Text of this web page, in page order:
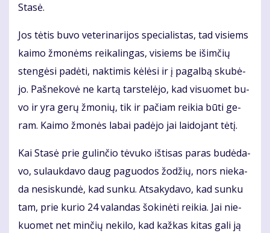
Sta­sė.
Jos tė­tis bu­vo ve­te­ri­na­ri­jos spe­cia­lis­tas, tad vi­siems
kai­mo žmo­nėms rei­ka­lin­gas, vi­siems be iš­im­čių
sten­gė­si pa­dė­ti, nak­ti­mis kė­lė­si ir į pa­gal­bą sku­bė­
jo. Pa­šne­ko­vė ne kar­tą tars­te­lė­jo, kad vi­suo­met bu­
vo ir yra ge­rų žmo­nių, tik ir pa­čiam rei­kia bū­ti ge­
ram. Kai­mo žmo­nės la­bai pa­dė­jo jai lai­do­jant tė­tį.
Kai Sta­sė prie gu­lin­čio tė­vu­ko iš­ti­sas pa­ras bu­dė­da­
vo, su­lauk­da­vo daug pa­guo­dos žo­džių, nors nie­ka­
da ne­si­skun­dė, kad sun­ku. At­sa­ky­da­vo, kad sun­ku
tam, prie ku­rio 24 va­lan­das šo­ki­nė­ti rei­kia. Jai nie­
kuo­met net min­čių ne­ki­lo, kad kaž­kas ki­tas ga­li ją